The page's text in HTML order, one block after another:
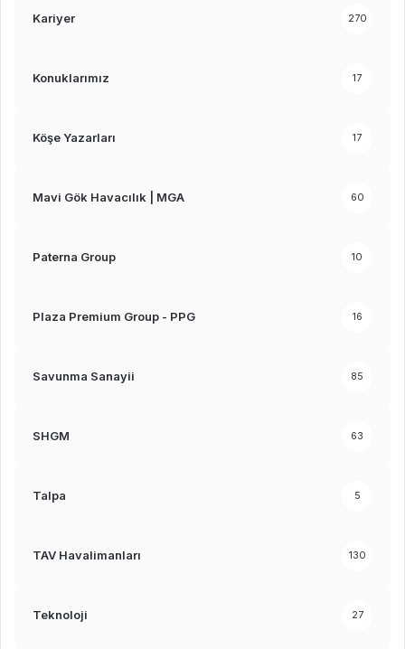
Kariyer 270
Konuklarımız 17
Köşe Yazarları 17
Mavi Gök Havacılık | MGA 60
Paterna Group 10
Plaza Premium Group - PPG 16
Savunma Sanayii 85
SHGM 63
Talpa 5
TAV Havalimanları 130
Teknoloji 27